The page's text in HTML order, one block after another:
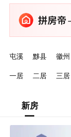
屯溪 黟县 徽州
一居 二居 三居
新房